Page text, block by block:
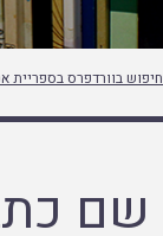
חיפוש בוורדפרס בספריית
שם